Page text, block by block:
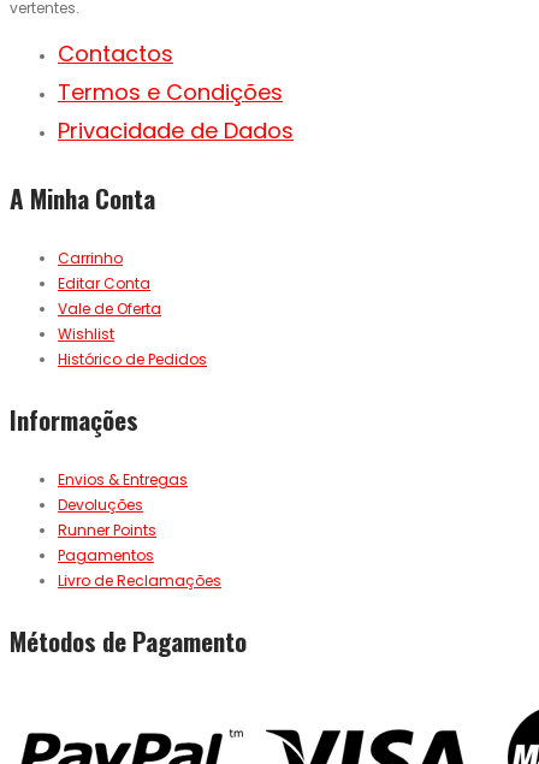
vertentes.
Contactos
Termos e Condições
Privacidade de Dados
A Minha Conta
Carrinho
Editar Conta
Vale de Oferta
Wishlist
Histórico de Pedidos
Informações
Envios & Entregas
Devoluções
Runner Points
Pagamentos
Livro de Reclamações
Métodos de Pagamento